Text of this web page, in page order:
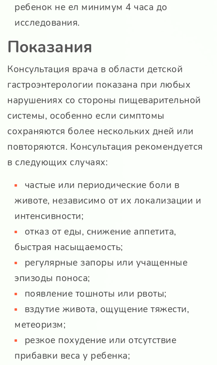
ребенок не ел минимум 4 часа до
исследования.
Показания
Консультация врача в области детской
гастроэнтерологии показана при любых
нарушениях со стороны пищеварительной
системы, особенно если симптомы
сохраняются более нескольких дней или
повторяются. Консультация рекомендуется
в следующих случаях:
частые или периодические боли в
животе, независимо от их локализации и
интенсивности;
отказ от еды, снижение аппетита,
быстрая насыщаемость;
регулярные запоры или учащенные
эпизоды поноса;
появление тошноты или рвоты;
вздутие живота, ощущение тяжести,
метеоризм;
резкое похудение или отсутствие
прибавки веса у ребенка;